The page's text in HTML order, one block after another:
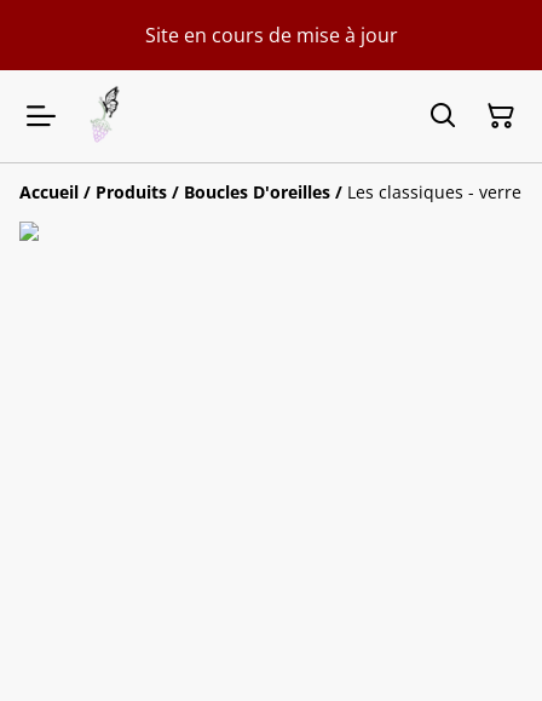
Site en cours de mise à jour
Accueil / Produits / Boucles D'oreilles / Les classiques - verre